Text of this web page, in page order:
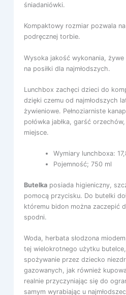
śniadaniówki.
Kompaktowy rozmiar pozwala
podręcznej torbie.
Wysoka jakość wykonania,
na posiłki dla najmłodszych.
Lunchbox zachęci dzieci do
dzięki czemu od najmłodszych
żywieniowe. Pełnoziarniste
połówka jabłka, garść
miejsce.
Wymiary lunchboxa:
Pojemność; 750 ml
Butelkaposiada higieniczny,
pomocą przycisku. Do butelki
któremu bidon można zaczepić
spodni.
Woda, herbata słodzona
tej wielokrotnego użytku
spożywanie przez dziecko
gazowanych, jak również
realnie przyczyniając się do
samym wyrabiając u